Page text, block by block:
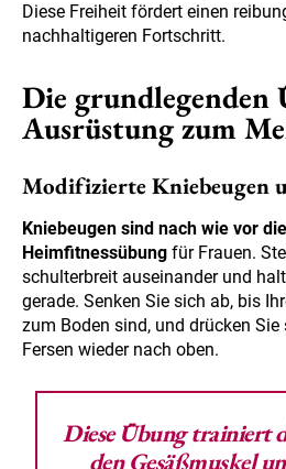
Diese Freiheit fördert einen
nachhaltigeren Fortschritt.
Die grundlegenden
Ausrüstung zum
Modifizierte Kniebeugen
Kniebeugen sind nach wie vor
Heimfitnessübung für Frauen.
schulterbreit auseinander und
gerade. Senken Sie sich ab, bis
zum Boden sind, und drücken
Fersen wieder nach oben.
Diese Übung trainiert
den Gesäßmuskel